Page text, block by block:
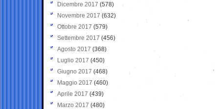
Dicembre 2017 (578)
Novembre 2017 (632)
Ottobre 2017 (579)
Settembre 2017 (456)
Agosto 2017 (368)
Luglio 2017 (450)
Giugno 2017 (468)
Maggio 2017 (460)
Aprile 2017 (439)
Marzo 2017 (480)